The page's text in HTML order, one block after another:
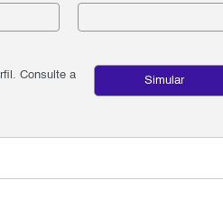
Consulte a
Simular